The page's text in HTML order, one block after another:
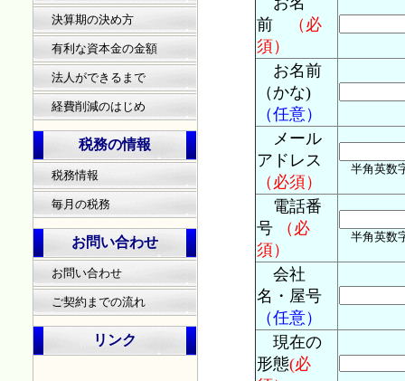
前
（必
須）
お名前
（かな)
（任意）
メール
アドレス
（必須）
半角英数
電話番
号
（必
須）
半角英数
会社
名・屋号
（任意）
現在の
形態(必
決算期の決め方
有利な資本金の金額
法人ができるまで
経費削減のはじめ
税務の情報
税務情報
毎月の税務
お問い合わせ
お問い合わせ
ご契約までの流れ
リンク